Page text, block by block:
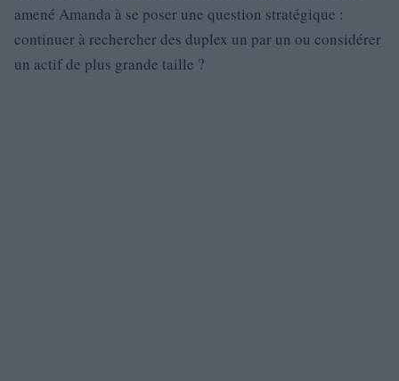
amené Amanda à se poser une question stratégique :
continuer à rechercher des duplex un par un ou considérer
un actif de plus grande taille ?